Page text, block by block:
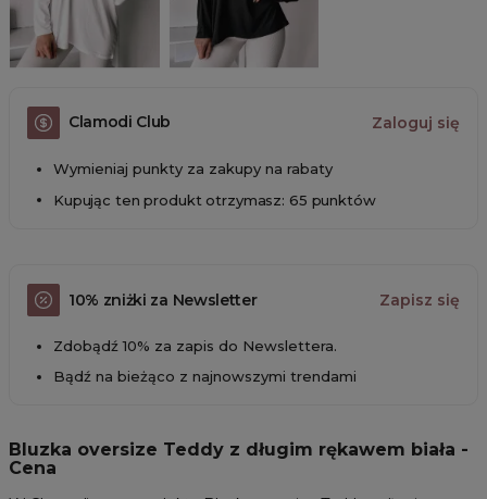
Clamodi Club Zaloguj się
Wymieniaj punkty za zakupy na rabaty
Kupując ten produkt otrzymasz: 65 punktów
10% zniżki za Newsletter Zapisz się
Zdobądź 10% za zapis do Newslettera.
Bądź na bieżąco z najnowszymi trendami
Bluzka oversize Teddy z długim rękawem biała -
Cena